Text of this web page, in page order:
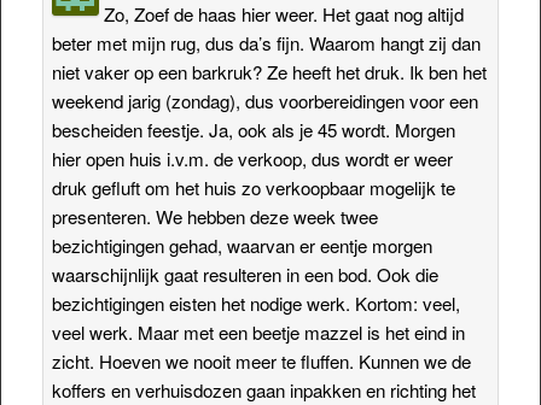
Zo, Zoef de haas hier weer. Het gaat nog altijd
beter met mijn rug, dus da’s fijn. Waarom hangt zij dan
niet vaker op een barkruk? Ze heeft het druk. Ik ben het
weekend jarig (zondag), dus voorbereidingen voor een
bescheiden feestje. Ja, ook als je 45 wordt. Morgen
hier open huis i.v.m. de verkoop, dus wordt er weer
druk gefluft om het huis zo verkoopbaar mogelijk te
presenteren. We hebben deze week twee
bezichtigingen gehad, waarvan er eentje morgen
waarschijnlijk gaat resulteren in een bod. Ook die
bezichtigingen eisten het nodige werk. Kortom: veel,
veel werk. Maar met een beetje mazzel is het eind in
zicht. Hoeven we nooit meer te fluffen. Kunnen we de
koffers en verhuisdozen gaan inpakken en richting het